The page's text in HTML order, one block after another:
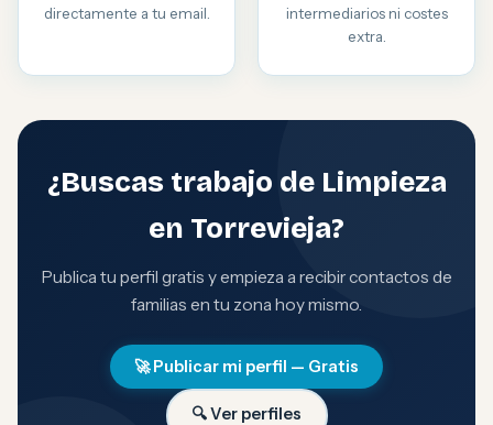
directamente a tu email.
intermediarios ni costes
extra.
¿Buscas trabajo de Limpieza
en Torrevieja?
Publica tu perfil gratis y empieza a recibir contactos de
familias en tu zona hoy mismo.
🚀 Publicar mi perfil — Gratis
🔍 Ver perfiles